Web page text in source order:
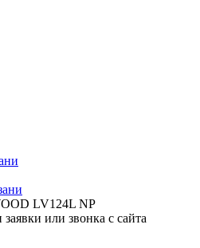
LV124L NP
или звонка с сайта